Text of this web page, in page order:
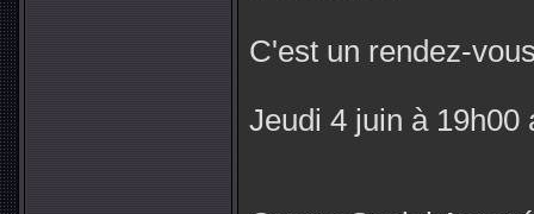
C'est un rendez-
Jeudi 4 juin à 19h00